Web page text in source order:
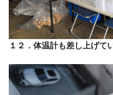
１２．体温計も差し上げて